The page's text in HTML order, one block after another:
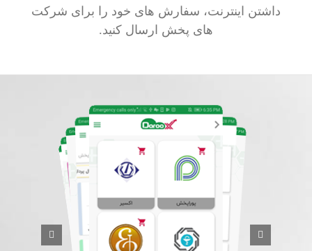
داشتن اینترنت، سفارش های خود را برای شرکت
های پخش ارسال کنید.